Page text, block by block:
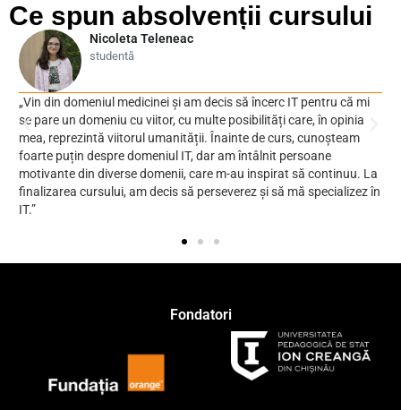
Ce spun absolvenții cursului
Nicoleta Teleneac
studentă
domeniul medicinei și am decis să încerc IT pentru că mi
un domeniu cu viitor, cu multe posibilități care, în opinia
viitorul umanității. Înainte de curs, cunoșteam
despre domeniul IT, dar am întâlnit persoane
din diverse domenii, care m-au inspirat să continuu. La
cursului, am decis să perseverez și să mă specializez în
„Am reușit
reprofilez
dorești să
Fondatori